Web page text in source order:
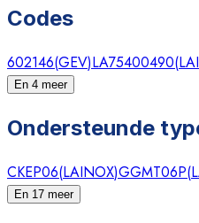
Codes
602146(GEV)LA75400490(
En 4 meer
Ondersteunde
CKEP06(LAINOX)GGMT06P(
En 17 meer